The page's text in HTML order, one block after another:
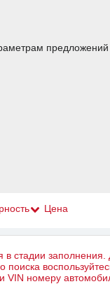
предложений
Цена
в стадии заполнения.
поиска
VIN номеру